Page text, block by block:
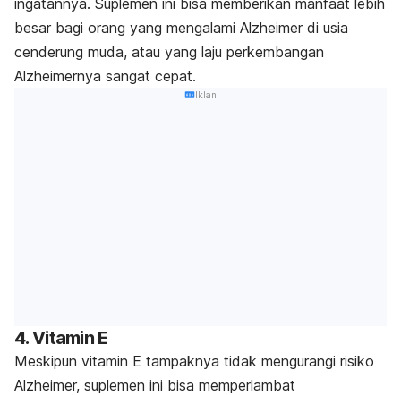
ingatannya. Suplemen ini bisa memberikan manfaat lebih
besar bagi orang yang mengalami Alzheimer di usia
cenderung muda, atau yang laju perkembangan
Alzheimernya sangat cepat.
Iklan
4. Vitamin E
Meskipun vitamin E tampaknya tidak mengurangi risiko
Alzheimer, suplemen ini bisa memperlambat